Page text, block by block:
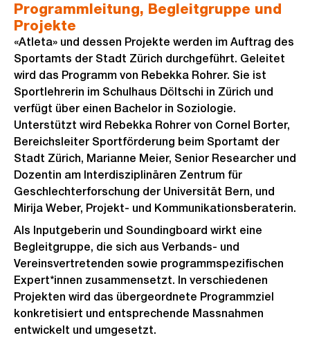
Programmleitung, Begleitgruppe und
Projekte
«Atleta» und dessen Projekte werden im Auftrag des
Sportamts der Stadt Zürich durchgeführt. Geleitet
wird das Programm von Rebekka Rohrer. Sie ist
Sportlehrerin im Schulhaus Döltschi in Zürich und
verfügt über einen Bachelor in Soziologie.
Unterstützt wird Rebekka Rohrer von Cornel Borter,
Bereichsleiter Sportförderung beim Sportamt der
Stadt Zürich, Marianne Meier, Senior Researcher und
Dozentin am Interdisziplinären Zentrum für
Geschlechterforschung der Universität Bern, und
Mirija Weber, Projekt- und Kommunikationsberaterin.
Als Inputgeberin und Soundingboard wirkt eine
Begleitgruppe, die sich aus Verbands- und
Vereinsvertretenden sowie programmspezifischen
Expert*innen zusammensetzt. In verschiedenen
Projekten wird das übergeordnete Programmziel
konkretisiert und entsprechende Massnahmen
entwickelt und umgesetzt.